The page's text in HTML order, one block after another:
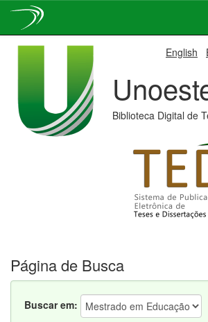
English
Biblioteca Digital de
Página de Busca
Buscar em: